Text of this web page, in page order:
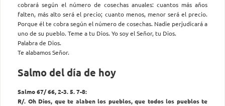
cobrará según el número de cosechas anuales: cuantos más años
falten, más alto será el precio; cuanto menos, menor será el precio.
Porque él te cobra según el número de cosechas. Nadie perjudicará a
uno de su pueblo. Teme a tu Dios. Yo soy el Señor, tu Dios.
Palabra de Dios.
Te alabamos Señor.
Salmo del día de hoy
Salmo 67/ 66, 2-3. 5. 7-8:
R/. Oh Dios, que te alaben los pueblos, que todos los pueblos te